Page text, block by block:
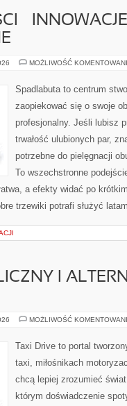
– INNOWACJE
MOŻLIWOŚĆ
Spadlabuta to centrum
zaopiekować się o swoje
profesjonalny. Jeśli lubisz
trwałość ulubionych par,
potrzebne do pielęgnacji
To wszechstronne
a efekty widać po
trzewiki potrafi służyć
I
MOŻLIWOŚĆ
Taxi Drive to portal
taxi, miłośnikach
chcą lepiej zrozumieć
którym doświadczenie